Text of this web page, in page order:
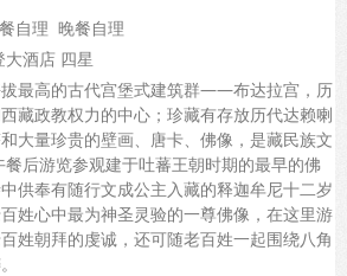
自理 晚餐自理
大酒店 四星
拔最高的古代宫堡式建筑群――布达拉宫，历
藏政教权力的中心；珍藏有存放历代达赖喇
大量珍贵的壁画、唐卡、佛像，是藏民族文
后游览参观建于吐蕃王朝时期的最早的佛
供奉有随行文成公主入藏的释迦牟尼十二岁
姓心中最为神圣灵验的一尊佛像，在这里游
姓朝拜的虔诚，还可随老百姓一起围绕八角